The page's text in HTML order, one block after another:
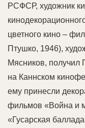
РСФСР, художник
цветного кино –
Птушко, 1946),
Мясников, получил
на Каннском
ему принесли
фильмов «Война и
«Гусарская